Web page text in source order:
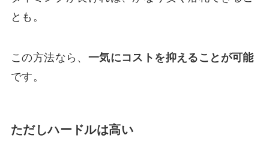
とも。
この方法なら、 一気にコストを抑えることが可能
です。
ただしハードルは高い